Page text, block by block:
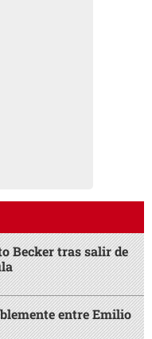
Becker tras salir de
entre Emilio